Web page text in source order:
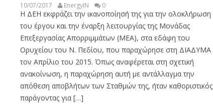
10/07/2017 EnergyIN 0
Η ΔΕΗ εκφράζει την ικανοποίησή της για την ολοκλήρωση
του έργου και την έναρξη λειτουργίας της Μονάδας
Επεξεργασίας Απορριμμάτων (ΜΕΑ), στα εδάφη του
Ορυχείου του Ν. Πεδίου, που παραχώρησε στη ΔΙΑΔΥΜΑ
τον Απρίλιο του 2015. Όπως αναφέρεται στη σχετική
ανακοίνωση, η παραχώρηση αυτή με αντάλλαγμα την
απόθεση αποβλήτων των Σταθμών της, ήταν καθοριστικός
παράγοντας για […]